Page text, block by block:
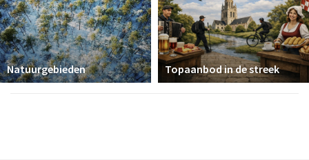
Natuurgebieden Topaanbod in de streek